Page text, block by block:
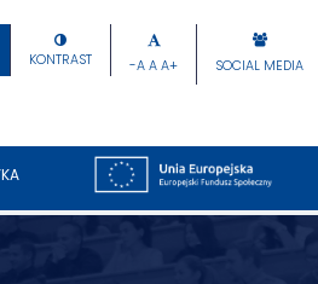
KONTRAST -A A A+ SOCIAL MEDIA